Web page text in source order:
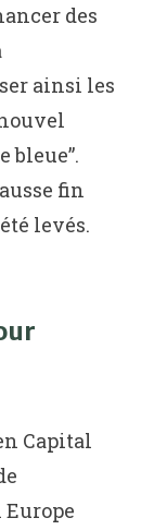
des
ainsi les
bleue”.
fin
levés.
Capital